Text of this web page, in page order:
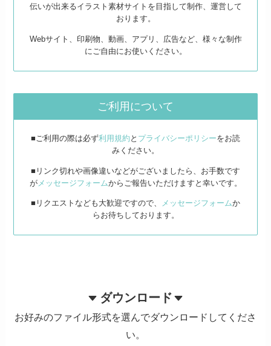
伝いが出来るイラスト素材サイトを目指して制作、運営して
おります。
Webサイト、印刷物、動画、アプリ、広告など、様々な制作
にご自由にお使いください。
ご利用について
■ご利用の際は必ず利用規約 と プライバシーポリシーをお読
みください。
■リンク切れや画像違いなどがございましたら、お手数です
がメッセージフォームからご報告いただけますと幸いです。
■リクエストなども大歓迎ですので、 メッセージフォームか
らお待ちしております。
ダウンロード
お好みのファイル形式を選んでダウンロードしてくださ
い。